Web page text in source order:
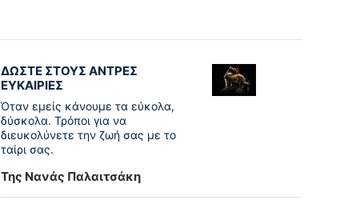
ΔΩΣΤΕ ΣΤΟΥΣ ΑΝΤΡΕΣ
ΕΥΚΑΙΡΙΕΣ
Όταν εμείς κάνουμε τα εύκολα,
δύσκολα. Τρόποι για να
διευκολύνετε την ζωή σας με το
ταίρι σας.
Της Νανάς Παλαιτσάκη